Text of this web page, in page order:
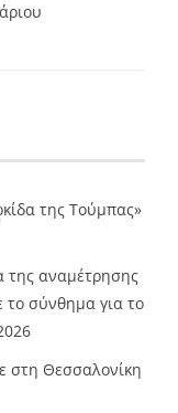
της Τούμπας»
της αναμέτρησης
το σύνθημα για το
στη Θεσσαλονίκη